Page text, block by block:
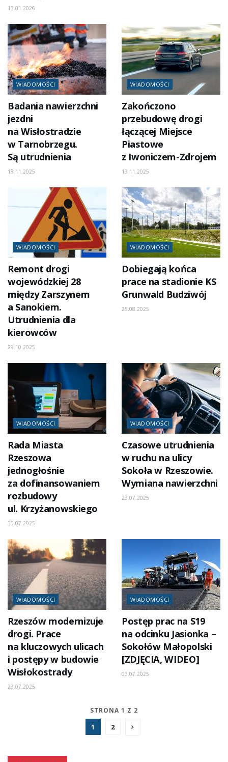
13.01.2026
WIADOMOŚCI
Badania nawierzchni
jezdni
na Wisłostradzie
w Tarnobrzegu.
Są utrudnienia
18.11.2025
WIADOMOŚCI
Zakończono
przebudowę drogi
łączącej Miejsce
Piastowe
z Iwoniczem-Zdrojem
13.11.2025
WIADOMOŚCI
Remont drogi
wojewódzkiej 28
między Zarszynem
a Sanokiem.
Utrudnienia dla
kierowców
29.10.2025
WIADOMOŚCI
Dobiegają końca
prace na stadionie KS
Grunwald Budziwój
25.08.2025
WIADOMOŚCI
Rada Miasta
Rzeszowa
jednogłośnie
za dofinansowaniem
rozbudowy
ul. Krzyżanowskiego
30.07.2025
WIADOMOŚCI
Czasowe utrudnienia
w ruchu na ulicy
Sokoła w Rzeszowie.
Wymiana nawierzchni
23.07.2025
WIADOMOŚCI
Rzeszów modernizuje
drogi. Prace
na kluczowych ulicach
i postępy w budowie
Wisłokostrady
23.07.2025
WIADOMOŚCI
Postęp prac na S19
na odcinku Jasionka –
Sokołów Małopolski
[ZDJĘCIA, WIDEO]
03.07.2025
STRONA 1 Z 2
1 2